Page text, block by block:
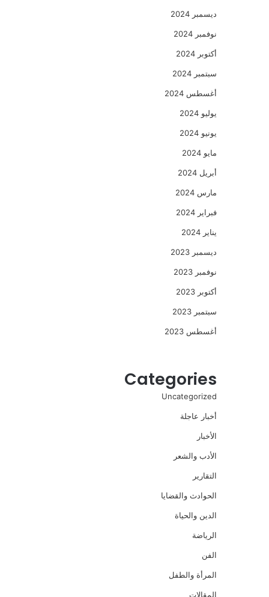
ديسمبر 2024
نوفمبر 2024
أكتوبر 2024
سبتمبر 2024
أغسطس 2024
يوليو 2024
يونيو 2024
مايو 2024
أبريل 2024
مارس 2024
فبراير 2024
يناير 2024
ديسمبر 2023
نوفمبر 2023
أكتوبر 2023
سبتمبر 2023
أغسطس 2023
Categories
Uncategorized
أخبار عاجلة
الأخبار
الأدب والشعر
التقارير
الحوادث والقضايا
الدين والحياة
الرياضة
الفن
المرأة والطفل
المقالات